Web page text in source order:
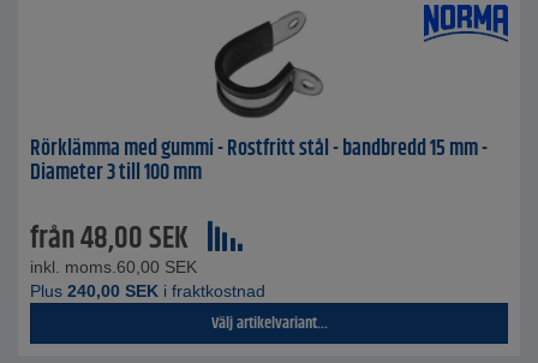
Rörklämma med gummi - Rostfritt stål - bandbredd 15 mm -
Diameter 3 till 100 mm
från48,00SEK
inkl. moms. 60,00 SEK
Plus 240,00 SEK i fraktkostnad
Välj artikelvariant...